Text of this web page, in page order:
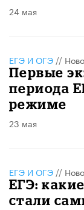
24 мая
ЕГЭ И ОГЭ //
Первые
периода
режиме
23 мая
ЕГЭ И ОГЭ //
ЕГЭ:
стали